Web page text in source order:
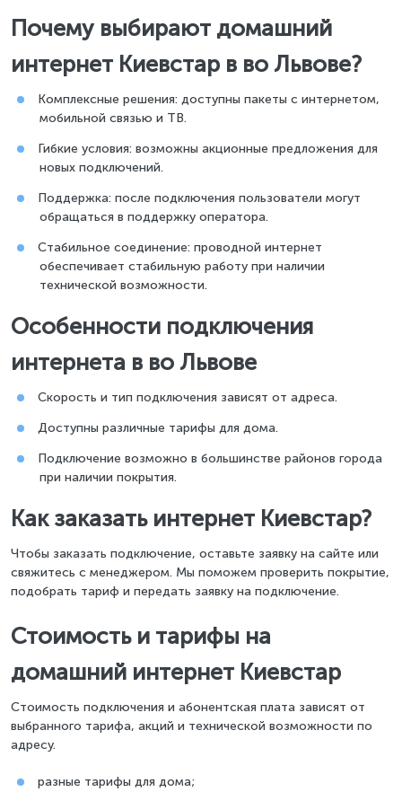
Почему выбирают домашний
интернет Киевстар в во Львове?
Комплексные решения: доступны пакеты с интернетом,
мобильной связью и ТВ.
Гибкие условия: возможны акционные предложения для
новых подключений.
Поддержка: после подключения пользователи могут
обращаться в поддержку оператора.
Стабильное соединение: проводной интернет
обеспечивает стабильную работу при наличии
технической возможности.
Особенности подключения
интернета в во Львове
Скорость и тип подключения зависят от адреса.
Доступны различные тарифы для дома.
Подключение возможно в большинстве районов города
при наличии покрытия.
Как заказать интернет Киевстар?
Чтобы заказать подключение, оставьте заявку на сайте или
свяжитесь с менеджером. Мы поможем проверить покрытие,
подобрать тариф и передать заявку на подключение.
Стоимость и тарифы на
домашний интернет Киевстар
Стоимость подключения и абонентская плата зависят от
выбранного тарифа, акций и технической возможности по
адресу.
разные тарифы для дома;